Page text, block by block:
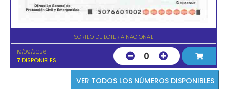
SORTEO DE LOTERIA NACIONAL
19/09/2026
7 DISPONIBLES 0
VER TODOS LOS NÚMEROS DISPONIBLES